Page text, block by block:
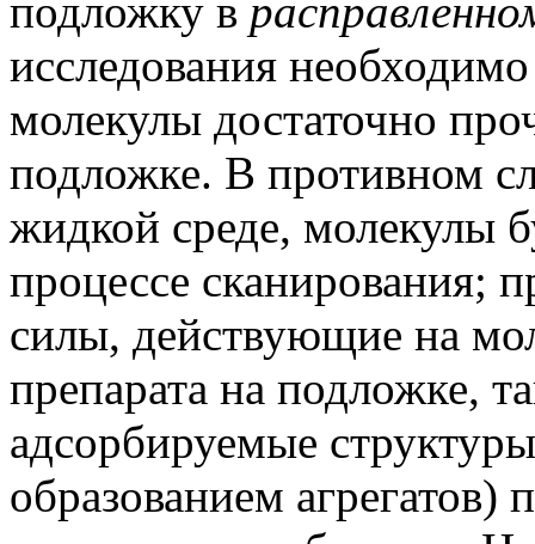
подложку в
исследования
молекулы достаточно
подложке. В противном
жидкой среде, молекулы
процессе сканирования;
силы, действующие на
препарата на подложке,
адсорбируемые
образованием